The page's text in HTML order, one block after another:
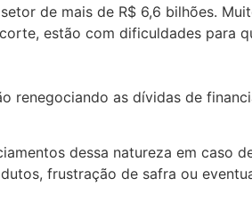
de mais de R$ 6,6 bilhões.
estão com dificuldades para
as dívidas de
dessa natureza em caso
frustração de safra ou